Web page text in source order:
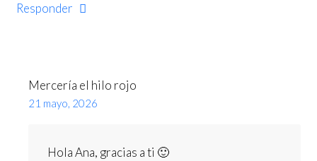
Responder
Mercería el hilo rojo
21 mayo, 2026
Hola Ana, gracias a ti 🙂